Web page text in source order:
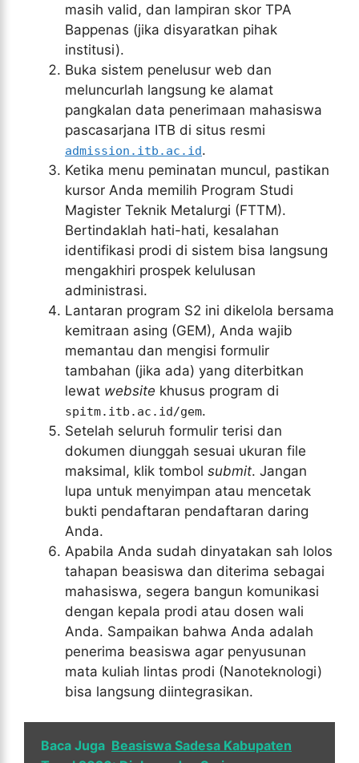
masih valid, dan lampiran skor TPA
Bappenas (jika disyaratkan pihak
institusi).
Buka sistem penelusur web dan
meluncurlah langsung ke alamat
pangkalan data penerimaan mahasiswa
pascasarjana ITB di situs resmi
admission.itb.ac.id.
Ketika menu peminatan muncul, pastikan
kursor Anda memilih Program Studi
Magister Teknik Metalurgi (FTTM).
Bertindaklah hati-hati, kesalahan
identifikasi prodi di sistem bisa langsung
mengakhiri prospek kelulusan
administrasi.
Lantaran program S2 ini dikelola bersama
kemitraan asing (GEM), Anda wajib
memantau dan mengisi formulir
tambahan (jika ada) yang diterbitkan
lewat website khusus program di
spitm.itb.ac.id/gem.
Setelah seluruh formulir terisi dan
dokumen diunggah sesuai ukuran file
maksimal, klik tombol submit. Jangan
lupa untuk menyimpan atau mencetak
bukti pendaftaran pendaftaran daring
Anda.
Apabila Anda sudah dinyatakan sah lolos
tahapan beasiswa dan diterima sebagai
mahasiswa, segera bangun komunikasi
dengan kepala prodi atau dosen wali
Anda. Sampaikan bahwa Anda adalah
penerima beasiswa agar penyusunan
mata kuliah lintas prodi (Nanoteknologi)
bisa langsung diintegrasikan.
Baca Juga Beasiswa Sadesa Kabupaten